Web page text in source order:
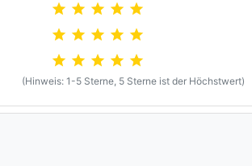
star star star star star
star star star star star
star star star star star
(Hinweis: 1-5 Sterne, 5 Sterne ist der Höchstwert)